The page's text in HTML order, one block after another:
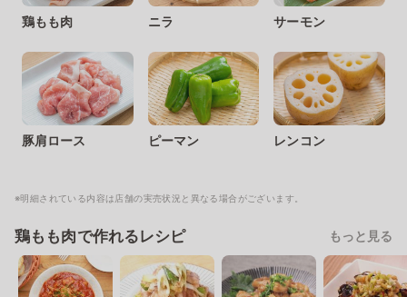
鶏もも肉 ニラ サーモン
豚肩ロース ピーマン レンコン
※明細されている内容は店舗の実売状況と異なる場合がございます。
鶏もも肉で作れるレシピ もっと見る